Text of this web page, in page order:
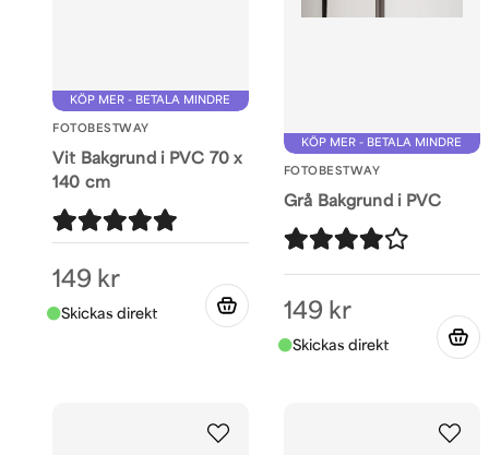
KÖP MER - BETALA MINDRE
FOTOBESTWAY
Vit Bakgrund i PVC 70 x
140 cm
149 kr
KÖP MER - BETALA MINDRE
FOTOBESTWAY
Grå Bakgrund i PVC
149 kr